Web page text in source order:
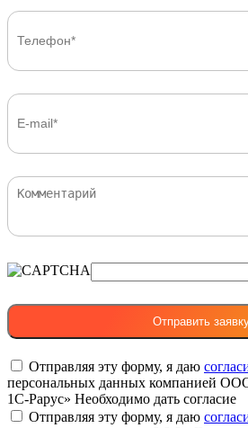
Отправляя эту форму, я даю
персональных данных компанией
1С-Рарус» Необходимо дать согласие
Отправляя эту форму, я даю